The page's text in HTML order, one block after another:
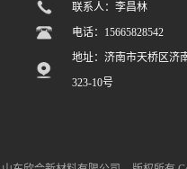
联系人：李昌林
电话：15665828542
地址：济南市天桥区济
323-10号